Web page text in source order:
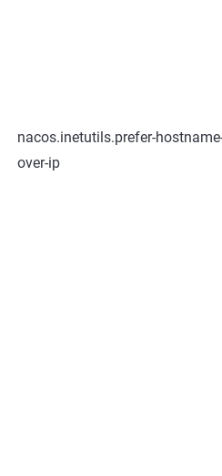
nacos.inetutils.prefer-
over-ip